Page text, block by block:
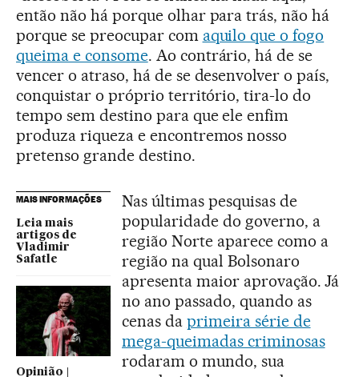
então não há porque olhar para trás, não há
porque se preocupar com aquilo que o fogo
queima e consome. Ao contrário, há de se
vencer o atraso, há de se desenvolver o país,
conquistar o próprio território, tira-lo do
tempo sem destino para que ele enfim
produza riqueza e encontremos nosso
pretenso grande destino.
MAIS INFORMAÇÕES
Leia mais
artigos de
Vladimir
Safatle
Opinião |
Nas últimas pesquisas de
popularidade do governo, a
região Norte aparece como a
região na qual Bolsonaro
apresenta maior aprovação. Já
no ano passado, quando as
cenas da primeira série de
mega-queimadas criminosas
rodaram o mundo, sua